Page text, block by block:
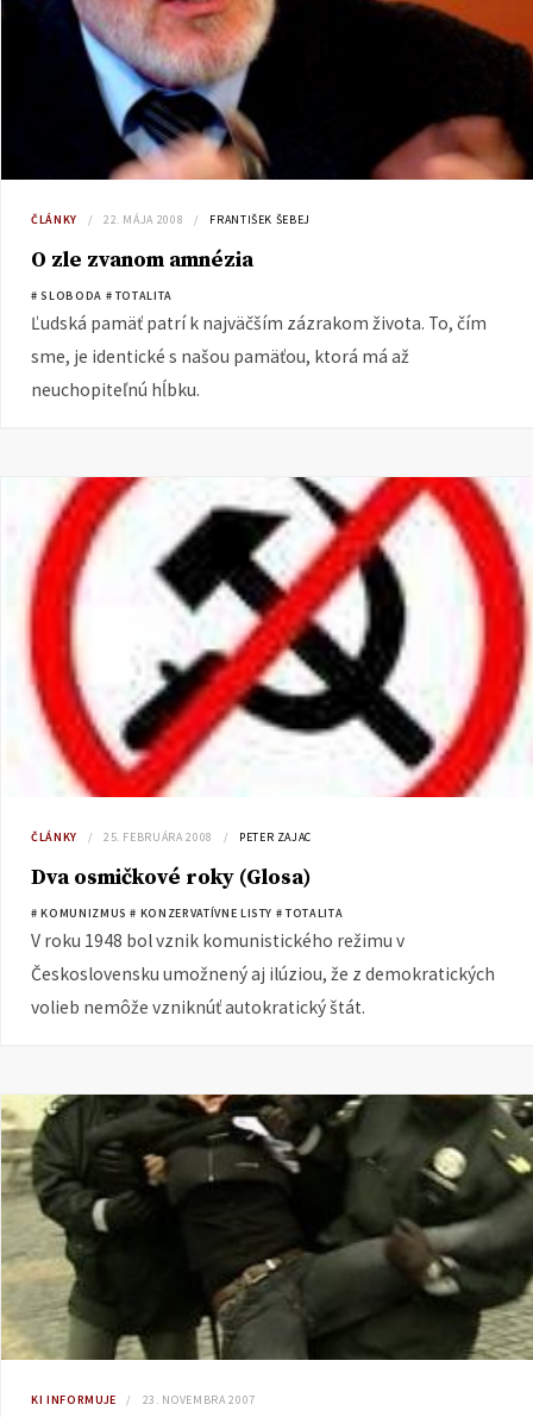
ČLÁNKY 22. MÁJA 2008 FRANTIŠEK ŠEBEJ
O zle zvanom amnézia
# SLOBODA # TOTALITA
Ľudská pamäť patrí k najväčším zázrakom života. To, čím
sme, je identické s našou pamäťou, ktorá má až
neuchopiteľnú hĺbku.
ČLÁNKY 25. FEBRUÁRA 2008 PETER ZAJAC
Dva osmičkové roky (Glosa)
# KOMUNIZMUS # KONZERVATÍVNE LISTY # TOTALITA
V roku 1948 bol vznik komunistického režimu v
Československu umožnený aj ilúziou, že z demokratických
volieb nemôže vzniknúť autokratický štát.
KI INFORMUJE 23. NOVEMBRA 2007